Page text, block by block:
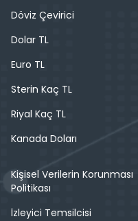
Döviz Çevirici
Dolar TL
Euro TL
Sterin Kaç TL
Riyal Kaç TL
Kanada Doları
Kişisel Verilerin Korunması
Politikası
İzleyici Temsilcisi